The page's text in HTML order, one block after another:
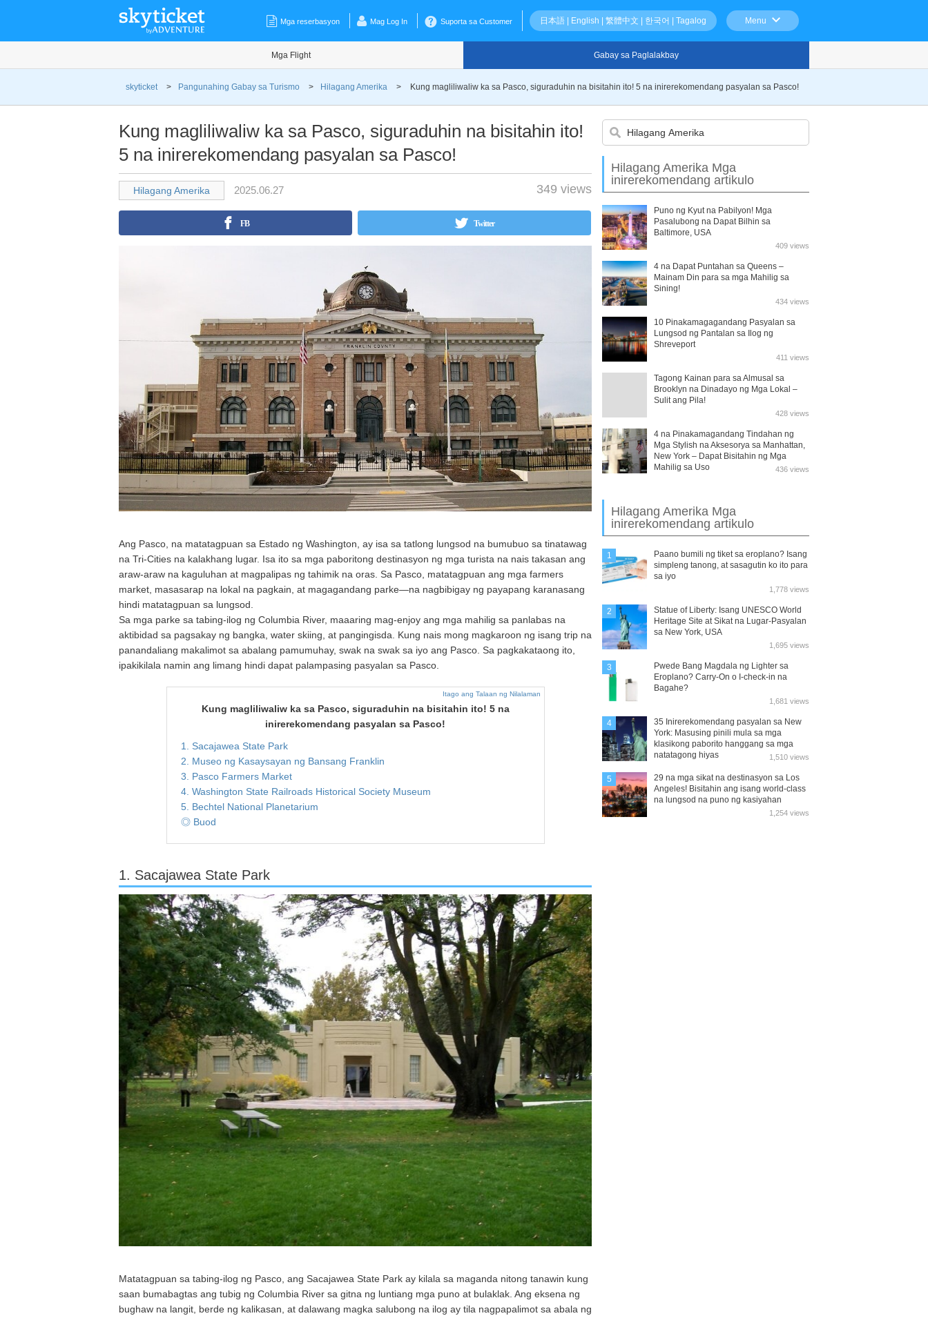
Mga reserbasyon Mag Log In Suporta sa Customer 日本語 English 繁體中文 한국어 Tagalog Menu
Mga Flight Gabay sa Paglalakbay
skyticket > Pangunahing Gabay sa Turismo > Hilagang Amerika > Kung magliliwaliw ka sa Pasco, siguraduhin na bisitahin ito! 5 na inirerekomendang pasyalan sa Pasco!
Kung magliliwaliw ka sa Pasco, siguraduhin na bisitahin ito!
5 na inirerekomendang pasyalan sa Pasco!
Hilagang Amerika 2025.06.27 349 views
FB Twitter
Ang Pasco, na matatagpuan sa Estado ng Washington, ay isa sa tatlong lungsod na bumubuo sa tinatawag
na Tri-Cities na kalakhang lugar. Isa ito sa mga paboritong destinasyon ng mga turista na nais takasan ang
araw-araw na kaguluhan at magpalipas ng tahimik na oras. Sa Pasco, matatagpuan ang mga farmers
market, masasarap na lokal na pagkain, at magagandang parke—na nagbibigay ng payapang karanasang
hindi matatagpuan sa lungsod.
Sa mga parke sa tabing-ilog ng Columbia River, maaaring mag-enjoy ang mga mahilig sa panlabas na
aktibidad sa pagsakay ng bangka, water skiing, at pangingisda. Kung nais mong magkaroon ng isang trip na
panandaliang makalimot sa abalang pamumuhay, swak na swak sa iyo ang Pasco. Sa pagkakataong ito,
ipakikilala namin ang limang hindi dapat palampasing pasyalan sa Pasco.
Itago ang Talaan ng Nilalaman
Kung magliliwaliw ka sa Pasco, siguraduhin na bisitahin ito! 5 na
inirerekomendang pasyalan sa Pasco!
1. Sacajawea State Park
2. Museo ng Kasaysayan ng Bansang Franklin
3. Pasco Farmers Market
4. Washington State Railroads Historical Society Museum
5. Bechtel National Planetarium
◎ Buod
1. Sacajawea State Park
Matatagpuan sa tabing-ilog ng Pasco, ang Sacajawea State Park ay kilala sa maganda nitong tanawin kung
saan bumabagtas ang tubig ng Columbia River sa gitna ng luntiang mga puno at bulaklak. Ang eksena ng
bughaw na langit, berde ng kalikasan, at dalawang magka salubong na ilog ay tila nagpapalimot sa abala ng
Hilagang Amerika Mga
inirerekomendang artikulo
Puno ng Kyut na Pabilyon! Mga
Pasalubong na Dapat Bilhin sa
Baltimore, USA
409 views
4 na Dapat Puntahan sa Queens –
Mainam Din para sa mga Mahilig sa
Sining!
434 views
10 Pinakamagagandang Pasyalan sa
Lungsod ng Pantalan sa Ilog ng
Shreveport
411 views
Tagong Kainan para sa Almusal sa
Brooklyn na Dinadayo ng Mga Lokal –
Sulit ang Pila!
428 views
4 na Pinakamagandang Tindahan ng
Mga Stylish na Aksesorya sa Manhattan,
New York – Dapat Bisitahin ng Mga
Mahilig sa Uso
436 views
Hilagang Amerika Mga
inirerekomendang artikulo
1
Paano bumili ng tiket sa eroplano? Isang
simpleng tanong, at sasagutin ko ito para
sa iyo
1,778 views
2
Statue of Liberty: Isang UNESCO World
Heritage Site at Sikat na Lugar-Pasyalan
sa New York, USA
1,695 views
3
Pwede Bang Magdala ng Lighter sa
Eroplano? Carry-On o I-check-in na
Bagahe?
1,681 views
4
35 Inirerekomendang pasyalan sa New
York: Masusing pinili mula sa mga
klasikong paborito hanggang sa mga
natatagong hiyas
1,510 views
5
29 na mga sikat na destinasyon sa Los
Angeles! Bisitahin ang isang world-class
na lungsod na puno ng kasiyahan
1,254 views